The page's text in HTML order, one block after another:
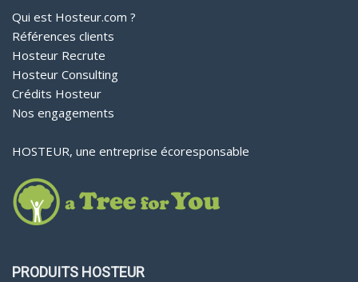
Qui est Hosteur.com ?
Références clients
Hosteur Recrute
Hosteur Consulting
Crédits Hosteur
Nos engagements
HOSTEUR, une entreprise écoresponsable
PRODUITS HOSTEUR